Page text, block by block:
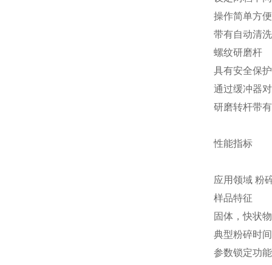
操作简单方
带有自动清
螺纹研磨杆
具有安全保
通过缓冲器
研磨转杆带
性能指标
应用领域 粉
样品特征
固体，快状
典型粉碎时
参数锁定功